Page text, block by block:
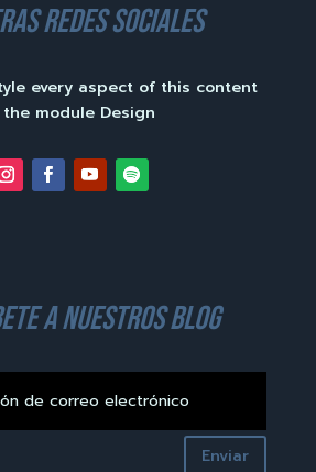
redes sociales
every aspect of this content
module Design
a nuestros blog
Enviar